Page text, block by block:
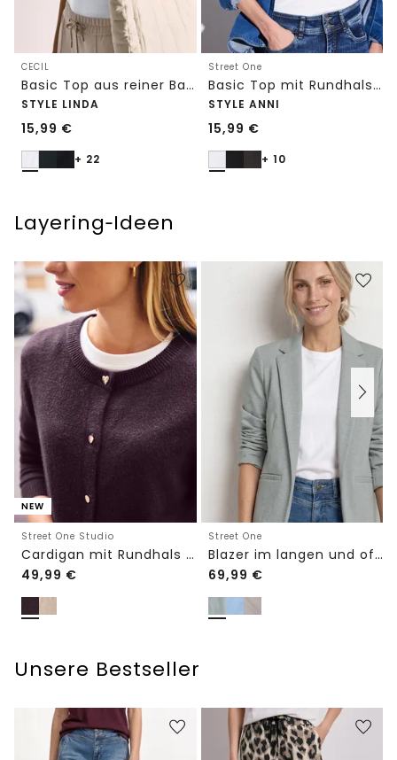
CECIL
Basic Top aus reiner Baumwolle
STYLE LINDA
15,99 €
+ 22
Street One
Basic Top mit Rundhals in Unifarbe
STYLE ANNI
15,99 €
+ 10
Layering‑Ideen
NEW
Street One Studio
Cardigan mit Rundhals und Knöpfen
49,99 €
Street One
Blazer im langen und offenen Schnitt
69,99 €
Unsere Bestseller